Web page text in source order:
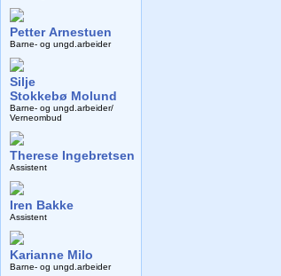
Petter Arnestuen
Barne- og ungd.arbeider
Silje
Stokkebø Molund
Barne- og ungd.arbeider/
Verneombud
Therese Ingebretsen
Assistent
Iren Bakke
Assistent
Karianne Milo
Barne- og ungd.arbeider